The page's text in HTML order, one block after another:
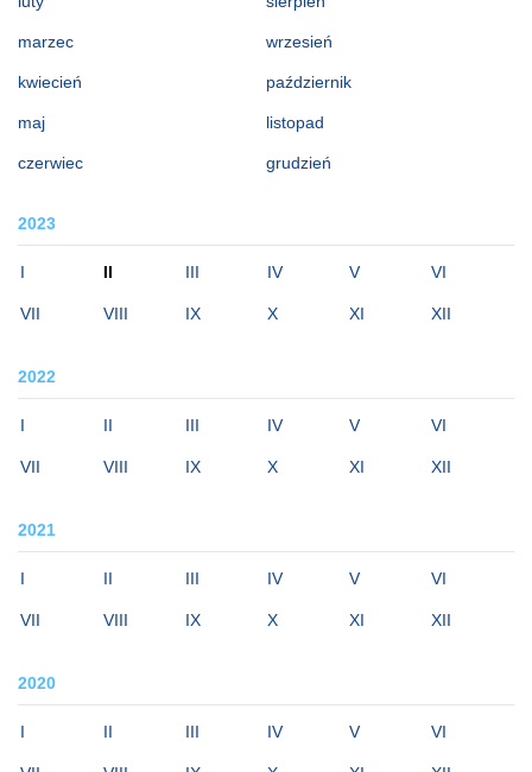
marzec
kwiecień
maj
czerwiec
wrzesień
październik
listopad
grudzień
2023
I II III IV V VI
VII VIII IX X XI XII
2022
I II III IV V VI
VII VIII IX X XI XII
2021
I II III IV V VI
VII VIII IX X XI XII
2020
I II III IV V VI